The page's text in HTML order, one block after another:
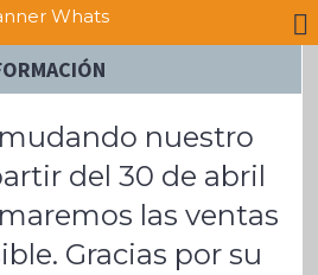
nuestro
del 30 de abril
las ventas
Gracias por su